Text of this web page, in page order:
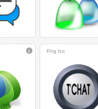
Png Ico